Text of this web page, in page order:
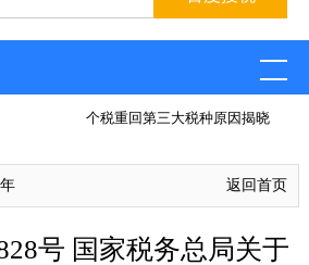
返回首页
号 国家税务总局关于